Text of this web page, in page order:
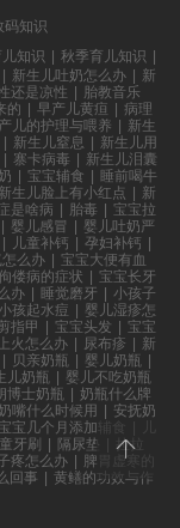
码知识
知识 | 秋季育儿知识 |
| 新生儿吐奶怎么办 | 新
还是凉性 | 胎教音乐
的 | 早产儿黄疸 | 病理
儿的护理与喂养 | 新生
| 新生儿窒息 | 新生儿用
| 寨卡病毒 | 新生儿泪囊
| 宝宝辅食 | 睡前喝牛
新生儿脸上有小红点 | 新
是啥病 | 胎毒 | 宝宝拉
| 婴儿感冒 | 婴儿吐奶严
| 儿童补钙 | 孕妇补钙 |
么办 | 宝宝大便有血
偻病的症状 | 宝宝长牙
办 | 睡觉磨牙 | 小孩子
小孩起水痘 | 婴儿湿疹怎
指甲 | 宝宝头发 | 宝宝
火怎么办 | 尿布疹 | 新
| 贝亲奶瓶 | 婴儿奶瓶 |
儿奶瓶 | 婴儿不吃奶瓶
博士奶瓶 | 奶瓶什么牌
嘴什么时候用 | 安抚奶
宝几个月添加辅食
牙刷 | 隔尿垫
拉拉
疼怎么办 | 脾胃虚寒的
回事 | 黄鳝的功效与作